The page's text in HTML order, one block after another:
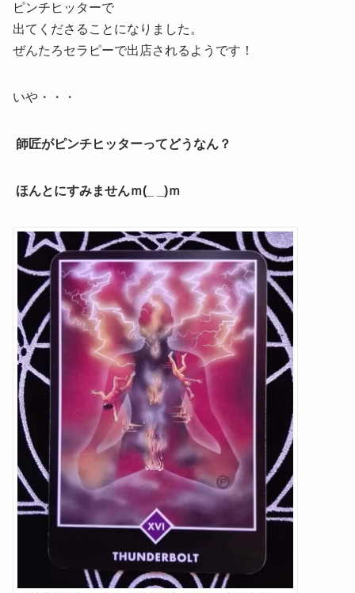
ピンチヒッターで
出てくださることになりました。
ぜんたろセラピーで出店されるようです！
いや・・・
師匠がピンチヒッターってどうなん？
ほんとにすみませんｍ(_ _)ｍ